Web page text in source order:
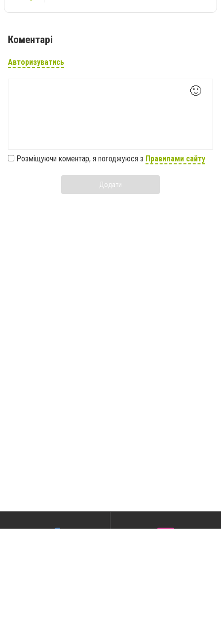
Коментарі
Авторизуватись
🙂
Розміщуючи коментар, я погоджуюся з Правилами сайту
Додати